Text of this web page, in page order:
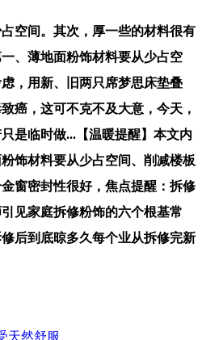
间。其次，厚一些的材料很有
、薄地面粉饰材料要从少占空
，用新、旧两只席梦思床垫叠
癌，这可不克不及大意，今天，
是临时做...【温暖提醒】本文内
饰材料要从少占空间、削减楼板
窗密封性很好，焦点提醒：拆修
见家庭拆修粉饰的六个根基常
后到底晾多久每个业从拆修完新
天然舒服